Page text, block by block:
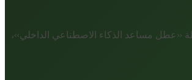
«عطل مساعد الذكاء الاصطناعي الداخلي»،